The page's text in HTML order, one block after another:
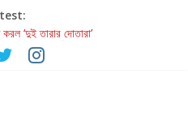
‘দুই তারার দোতারা’
গল্প
রথযাত্রার উদযাপন